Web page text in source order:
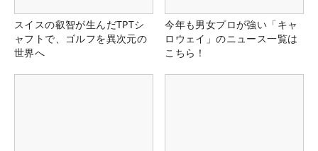
スイスの叡智が生んだTPTシ
ャフトで、ゴルフを異次元の
世界へ
今年も男女プロが強い「キャ
ロウェイ」のニュース一覧は
こちら！